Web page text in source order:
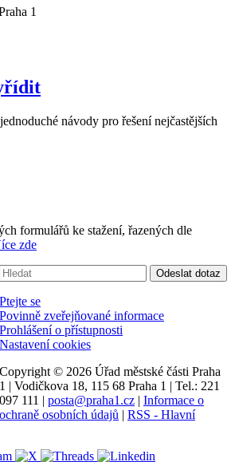
1
návody pro řešení nejčastějších
formulářů ke stažení, řazených dle
zde
Vyhledávání:
Odeslat dotaz
Ptejte se
Povinně zveřejňované informace
Prohlášení o přístupnosti
Nastavení cookies
Copyright © 2026 Úřad městské části Praha
1 | Vodičkova 18, 115 68 Praha 1 | Tel.: 221
097 111 | posta@praha1.cz | Informace o
ochraně osobních údajů | RSS - Hlavní